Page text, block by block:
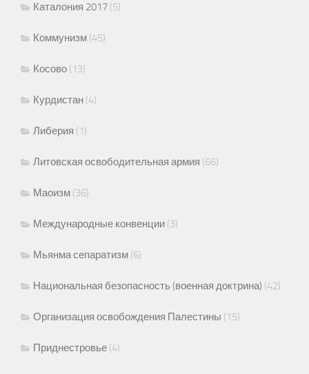
Каталония 2017 (5)
Коммунизм (45)
Косово (13)
Курдистан (4)
Либерия (1)
Литовская освободительная армия (66)
Маоизм (36)
Международные конвенции (3)
Мьянма сепаратизм (6)
Национальная безопасность (военная доктрина) (42)
Организация освобождения Палестины (15)
Приднестровье (4)